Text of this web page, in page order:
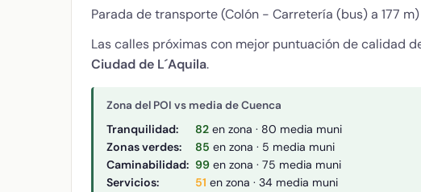
Parada de transporte (Colón - Carretería (bus) a 177
Las calles próximas con mejor puntuación de calidad
Ciudad de L´Aquila.
Zona del POI vs media de Cuenca
Tranquilidad: 82 en zona · 80 media muni
Zonas verdes: 85 en zona · 5 media muni
Caminabilidad: 99 en zona · 75 media muni
Servicios: 51 en zona · 34 media muni